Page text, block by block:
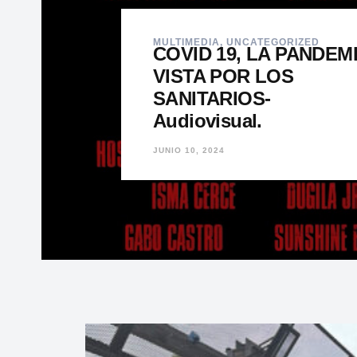
MULTIMEDIA ,UNCATEGORIZED
COVID 19, LA
VISTA POR LOS
SANITARIOS-
Audiovisual.
JUNIO 10, 2024